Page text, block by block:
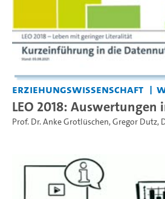
Erziehungswissenschaft
LEO 2018: Auswertungen
Prof. Dr. Anke Grotlüschen,Gregor Dutz,